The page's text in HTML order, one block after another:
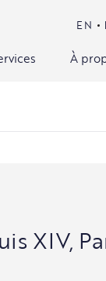
EN
À
XIV,